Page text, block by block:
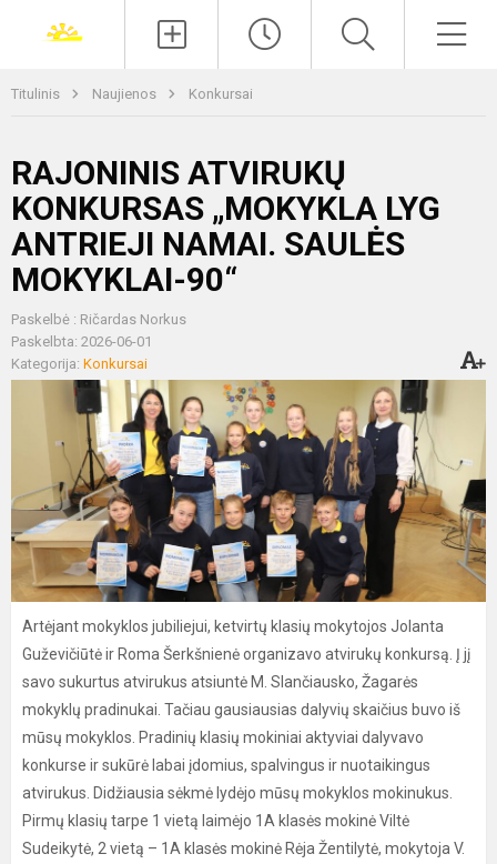
Titulinis Naujienos Konkursai
RAJONINIS ATVIRUKŲ
KONKURSAS „MOKYKLA LYG
ANTRIEJI NAMAI. SAULĖS
MOKYKLAI-90“
Paskelbė : Ričardas Norkus
Paskelbta: 2026-06-01
Kategorija: Konkursai
Artėjant mokyklos jubiliejui, ketvirtų klasių mokytojos Jolanta
Guževičiūtė ir Roma Šerkšnienė organizavo atvirukų konkursą. Į jį
savo sukurtus atvirukus atsiuntė M. Slančiausko, Žagarės
mokyklų pradinukai. Tačiau gausiausias dalyvių skaičius buvo iš
mūsų mokyklos. Pradinių klasių mokiniai aktyviai dalyvavo
konkurse ir sukūrė labai įdomius, spalvingus ir nuotaikingus
atvirukus. Didžiausia sėkmė lydėjo mūsų mokyklos mokinukus.
Pirmų klasių tarpe 1 vietą laimėjo 1A klasės mokinė Viltė
Sudeikytė, 2 vietą – 1A klasės mokinė Rėja Žentilytė, mokytoja V.